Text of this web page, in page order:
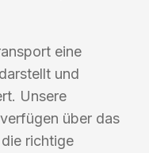
eine
und
Unsere
über das
richtige